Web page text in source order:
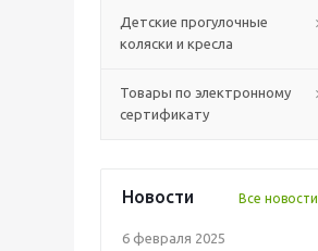
Детские прогулочные
коляски и кресла
Товары по электронному
сертификату
Новости Все новости
6 февраля 2025